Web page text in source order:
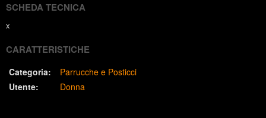
SCHEDA TECNICA
x
CARATTERISTICHE
Categoria:
Parrucche e Posticci
Utente:
Donna